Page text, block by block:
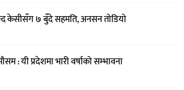
केसीसँग ७ बुँदे सहमति, अनसन तोडियो
: यी प्रदेशमा भारी वर्षाको सम्भावना